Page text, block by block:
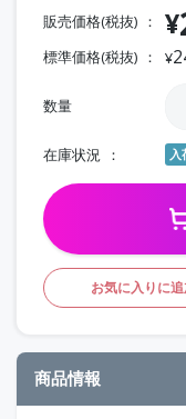
販売価格(税抜) ¥
標準価格(税抜) ¥
数量
在庫状況 入
お気に入りに
商品情報